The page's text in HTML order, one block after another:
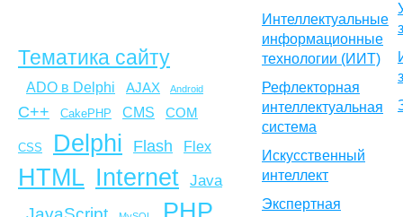
Тематика сайту
ADO в Delphi AJAX Android
C++ CakePHP CMS COM
CSS Delphi Flash Flex
HTML Internet Java
PHP
Интеллектуальные
информационные
технологии (ИИТ)
Рефлекторная
интеллектуальная
система
Искусственный
интеллект
Экспертная